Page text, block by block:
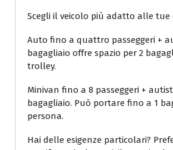
Scegli il veicolo più adatto alle tue
Auto fino a quattro passeggeri +
bagagliaio offre spazio per 2
trolley.
Minivan fino a 8 passeggeri +
bagagliaio. Può portare fino a 1
persona.
Hai delle esigenze particolari?